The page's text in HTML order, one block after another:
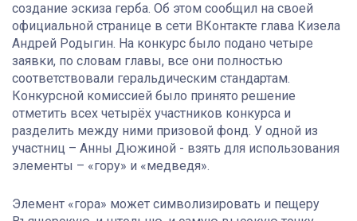
создание эскиза герба. Об этом сообщил на своей
официальной странице в сети ВКонтакте глава Кизела
Андрей Родыгин. На конкурс было подано четыре
заявки, по словам главы, все они полностью
соответствовали геральдическим стандартам.
Конкурсной комиссией было принято решение
отметить всех четырёх участников конкурса и
разделить между ними призовой фонд. У одной из
участниц – Анны Дюжиной - взять для использования
элементы – «гору» и «медведя».
Элемент «гора» может символизировать и пещеру